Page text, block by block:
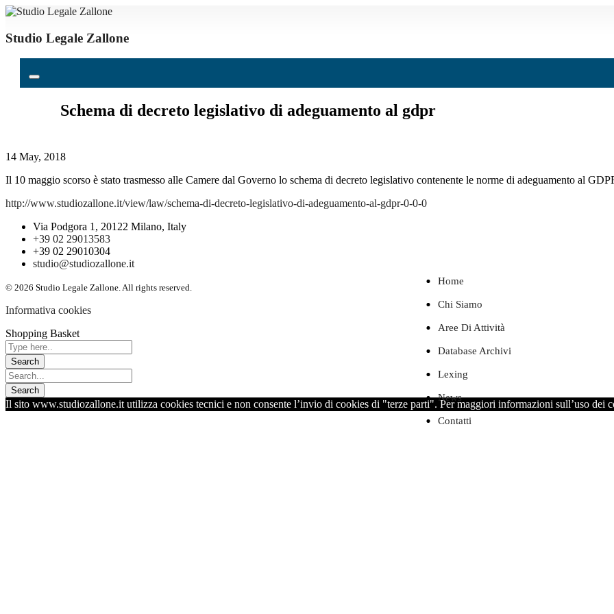
Studio Legale Zallone
Home
Chi Siamo
Aree Di Attività
Database Archivi
Lexing
News
Contatti
Schema di decreto legislativo di adeguamento al gdpr
14 May, 2018
Il 10 maggio scorso è stato trasmesso alle Camere dal Governo lo schema di decreto legislativo contenente le norme di adeguamento al
http://www.studiozallone.it/view/law/schema-di-decreto-legislativo-di-adeguamento-al-gdpr-0-0-0
Via Podgora 1, 20122 Milano, Italy
+39 02 29013583
+39 02 29010304
studio@studiozallone.it
© 2026 Studio Legale Zallone. All rights reserved.
Informativa cookies
Shopping Basket
Il sito www.studiozallone.it utilizza cookies tecnici e non consente l’invio di cookies di "terze parti". Per maggiori informazioni sull’uso dei